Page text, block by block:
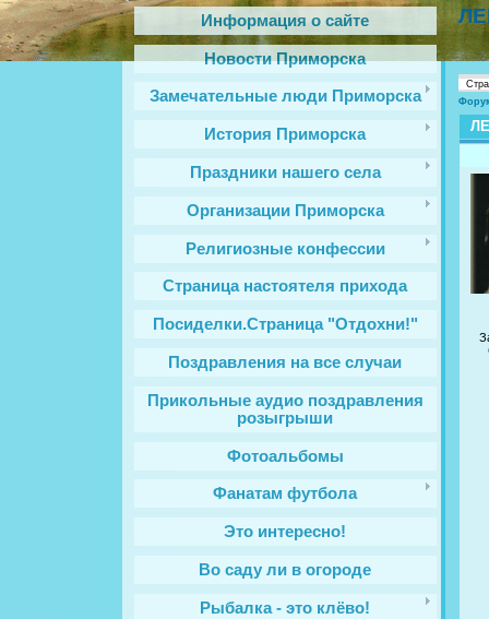
Информация о сайте
Новости Приморска
Замечательные люди Приморска
История Приморска
Праздники нашего села
Организации Приморска
Религиозные конфессии
Cтраница настоятеля прихода
Посиделки.Страница "Отдохни!"
Поздравления на все случаи
Прикольные аудио поздравления
розыгрыши
Фотоальбомы
Фанатам футбола
Это интересно!
Во саду ли в огороде
Рыбалка - это клёво!